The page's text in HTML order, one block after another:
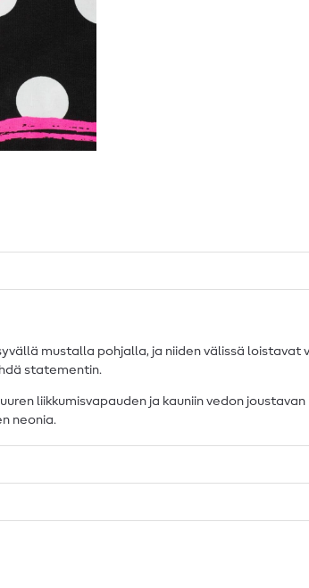
mustalla pohjalla, ja niiden välissä
statementin.
liikkumisvapauden ja kauniin vedon
neonia.